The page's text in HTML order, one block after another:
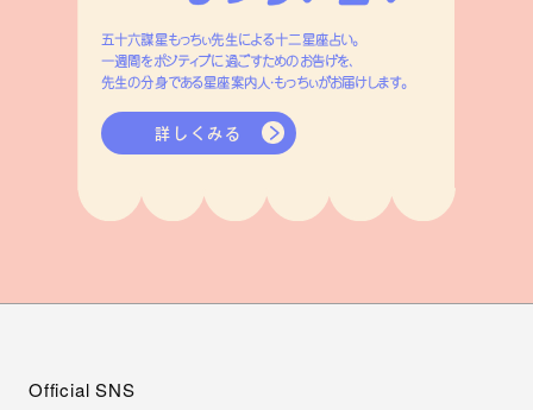
五十六謀星もっちぃ先生による十二星座占い。
一週間をポジティブに過ごすためのお告げを、
先生の分身である星座案内人・もっちぃがお届けします。
詳しくみる
Official SNS